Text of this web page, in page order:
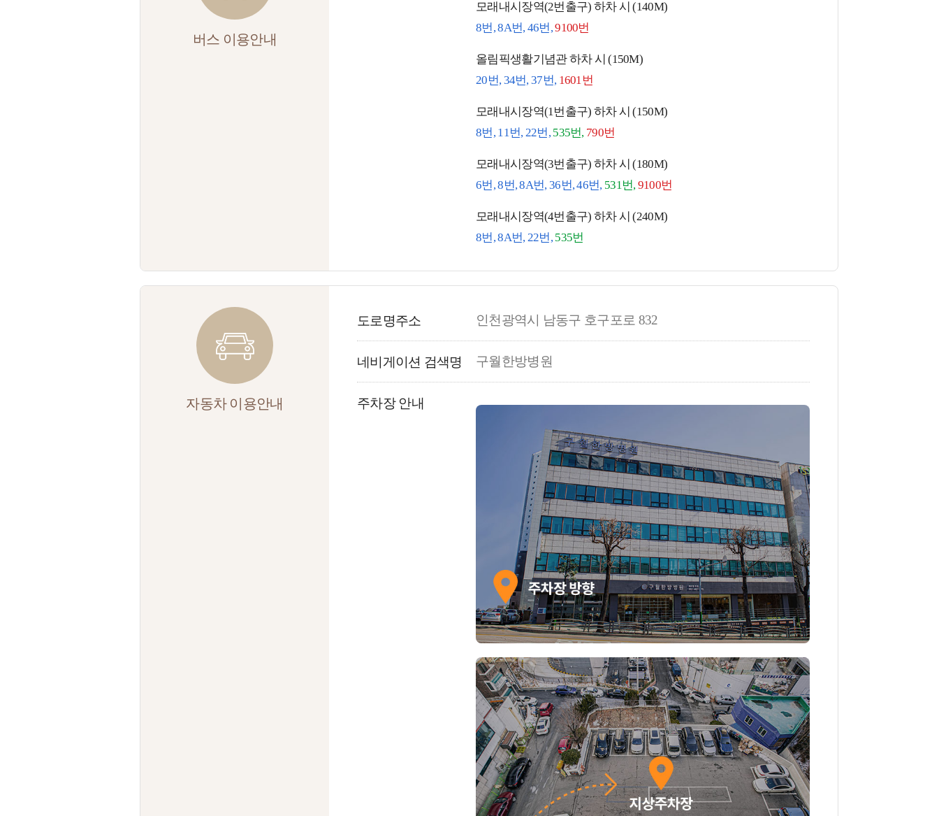
버스 이용안내
모래내시장역(2번출구) 하차 시 (140M)
8번, 8A번, 46번,9100번
올림픽생활기념관 하차 시 (150M)
20번, 34번, 37번, 1601번
모래내시장역(1번출구) 하차 시 (150M)
8번, 11번, 22번, 535번, 790번
모래내시장역(3번출구) 하차 시 (180M)
6번, 8번, 8A번, 36번, 46번,531번,9100번
모래내시장역(4번출구) 하차 시 (240M)
8번, 8A번, 22번, 535번
자동차 이용안내
도로명주소 인천광역시 남동구 호구포로 832
네비게이션 검색명 구월한방병원
주차장 안내